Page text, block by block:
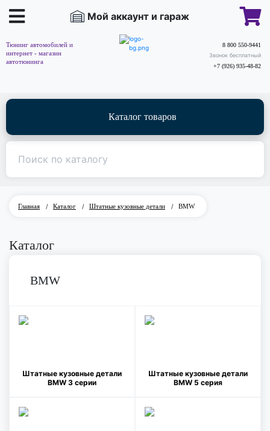
Мой аккаунт и гараж
Тюнинг автомобилей и
интернет - магазин
автотюнинга
8 800 550-9441
Звонок бесплатный
+7 (926) 935-48-82
Каталог товаров
Главная / Каталог / Штатные кузовные детали / BMW
Каталог
BMW
Штатные кузовные детали
BMW 3 серии
Штатные кузовные детали
BMW 5 серия